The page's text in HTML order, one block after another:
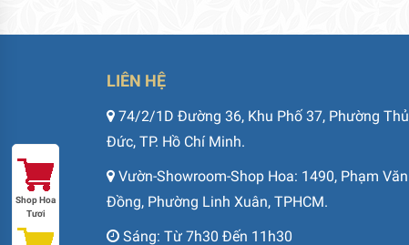
LIÊN HỆ
74/2/1D Đường 36, Khu Phố 37, Phường Thủ
Đức, TP. Hồ Chí Minh.
Vườn-Showroom-Shop Hoa: 1490, Phạm Văn
Đồng, Phường Linh Xuân, TPHCM.
Sáng: Từ 7h30 Đến 11h30
Shop Hoa
Tươi